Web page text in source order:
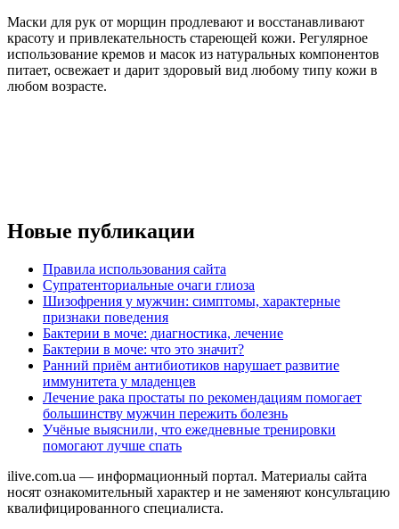
Маски для рук от морщин продлевают и восстанавливают
красоту и привлекательность стареющей кожи. Регулярное
использование кремов и масок из натуральных компонентов
питает, освежает и дарит здоровый вид любому типу кожи в
любом возрасте.
Новые публикации
Правила использования сайта
Супратенториальные очаги глиоза
Шизофрения у мужчин: симптомы, характерные
признаки поведения
Бактерии в моче: диагностика, лечение
Бактерии в моче: что это значит?
Ранний приём антибиотиков нарушает развитие
иммунитета у младенцев
Лечение рака простаты по рекомендациям помогает
большинству мужчин пережить болезнь
Учёные выяснили, что ежедневные тренировки
помогают лучше спать
ilive.com.ua — информационный портал. Материалы сайта
носят ознакомительный характер и не заменяют консультацию
квалифицированного специалиста.